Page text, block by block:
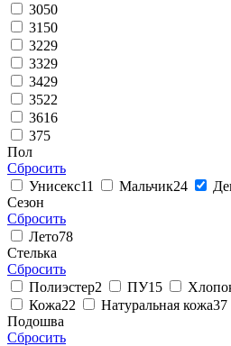
3050
31 50
3229
3329
3429
3522
3616
375
Пол
Сбросить
Унисекс11 Мальчик24
Сезон
Сбросить
Лето78
Стелька
Сбросить
Полиэстер2 ПУ15
Кожа22 Натуральная кожа37
Подошва
Сбросить